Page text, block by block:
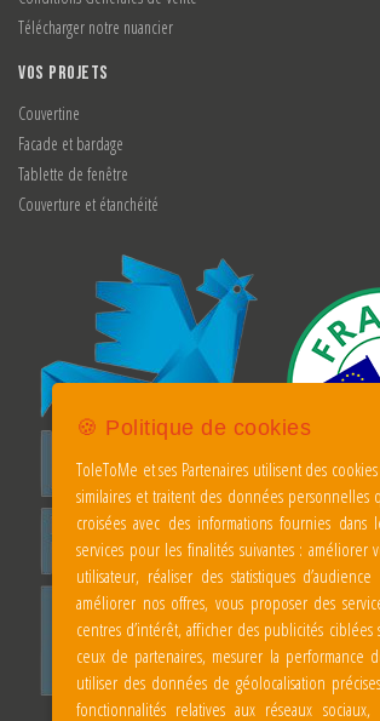
Télécharger notre nuancier
VOS PROJETS
Couvertine
Facade et bardage
Tablette de fenêtre
Couverture et étanchéité
🍪 Politique de cookies
ToleToMe et ses Partenaires utilisent des
similaires et traitent des données personnelles
croisées avec des informations fournies
services pour les finalités suivantes : améliorer
utilisateur, réaliser des statistiques
améliorer nos offres, vous proposer des
centres d’intérêt, afficher des publicités
ceux de partenaires, mesurer la performance
utiliser des données de géolocalisation
fonctionnalités relatives aux réseaux